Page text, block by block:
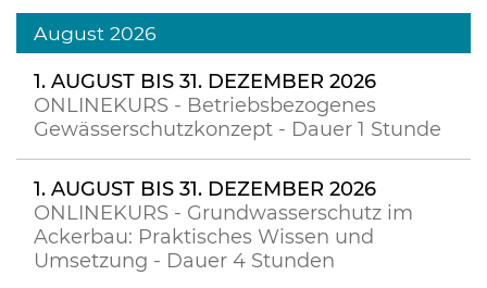
August 2026
1. AUGUST BIS 31. DEZEMBER 2026
ONLINEKURS - Betriebsbezogenes
Gewässerschutzkonzept - Dauer 1 Stunde
1. AUGUST BIS 31. DEZEMBER 2026
ONLINEKURS - Grundwasserschutz im
Ackerbau: Praktisches Wissen und
Umsetzung - Dauer 4 Stunden